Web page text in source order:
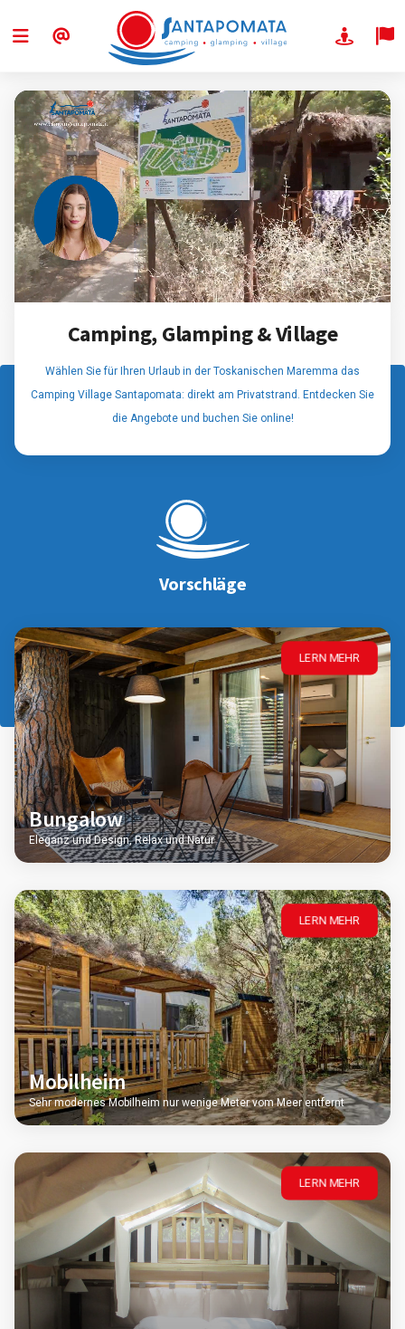
Camping, Glamping & Village
Wählen Sie für Ihren Urlaub in der Toskanischen Maremma das
Camping Village Santapomata: direkt am Privatstrand. Entdecken Sie
die Angebote und buchen Sie online!
Vorschläge
LERN MEHR
Bungalow
Eleganz und Design, Relax und Natur
LERN MEHR
Mobilheim
Sehr modernes Mobilheim nur wenige Meter vom Meer entfernt
LERN MEHR